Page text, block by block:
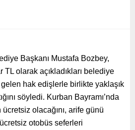
olarak açıkladıkları belediye
hak edişlerle birlikte yaklaşık
söyledi. Kurban Bayramı’nda
olacağını, arife günü
otobüs seferleri
Başkan Mustafa Bozbey, yakın